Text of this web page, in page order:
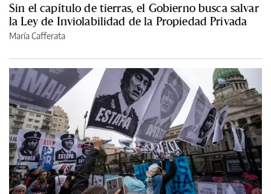
Sin el capítulo de tierras, el Gobierno busca salvar
la Ley de Inviolabilidad de la Propiedad Privada
María Cafferata